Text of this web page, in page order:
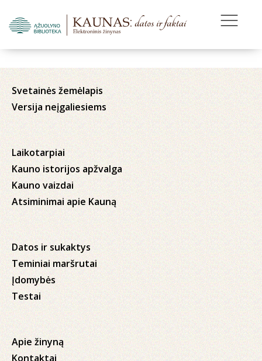
Svetainės žemėlapis
Versija neįgaliesiems
Laikotarpiai
Kauno istorijos apžvalga
Kauno vaizdai
Atsiminimai apie Kauną
Datos ir sukaktys
Teminiai maršrutai
Įdomybės
Testai
Apie žinyną
Kontaktai